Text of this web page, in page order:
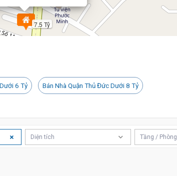
7.5 Tỷ
6 Tỷ Bán Nhà Quận Thủ Đức Dưới 8 Tỷ
Diện tích Tầng / Phòng